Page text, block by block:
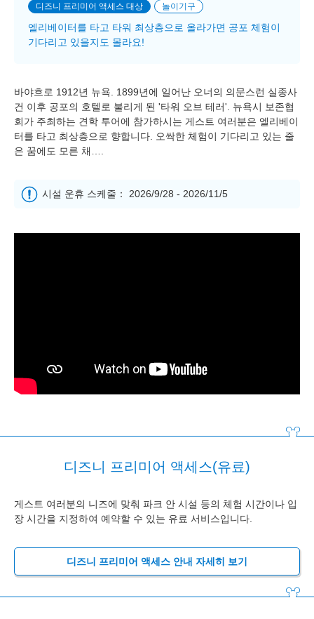
디즈니 프리미어 액세스 대상 놀이기구
엘리베이터를 타고 타워 최상층으로 올라가면 공포 체험이
기다리고 있을지도 몰라요!
바야흐로 1912년 뉴욕. 1899년에 일어난 오너의 의문스런 실종사
건 이후 공포의 호텔로 불리게 된 '타워 오브 테러'. 뉴욕시 보존협
회가 주최하는 견학 투어에 참가하시는 게스트 여러분은 엘리베이
터를 타고 최상층으로 향합니다. 오싹한 체험이 기다리고 있는 줄
은 꿈에도 모른 채….
시설 운휴 스케줄： 2026/9/28 - 2026/11/5
디즈니 프리미어 액세스(유료)
게스트 여러분의 니즈에 맞춰 파크 안 시설 등의 체험 시간이나 입
장 시간을 지정하여 예약할 수 있는 유료 서비스입니다.
디즈니 프리미어 액세스 안내 자세히 보기